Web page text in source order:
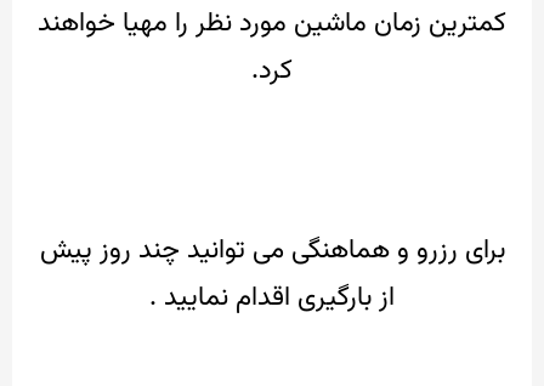
کمترین زمان ماشین مورد نظر را مهیا خواهند
کرد.
برای رزرو و هماهنگی می توانید چند روز پیش
از بارگیری اقدام نمایید .